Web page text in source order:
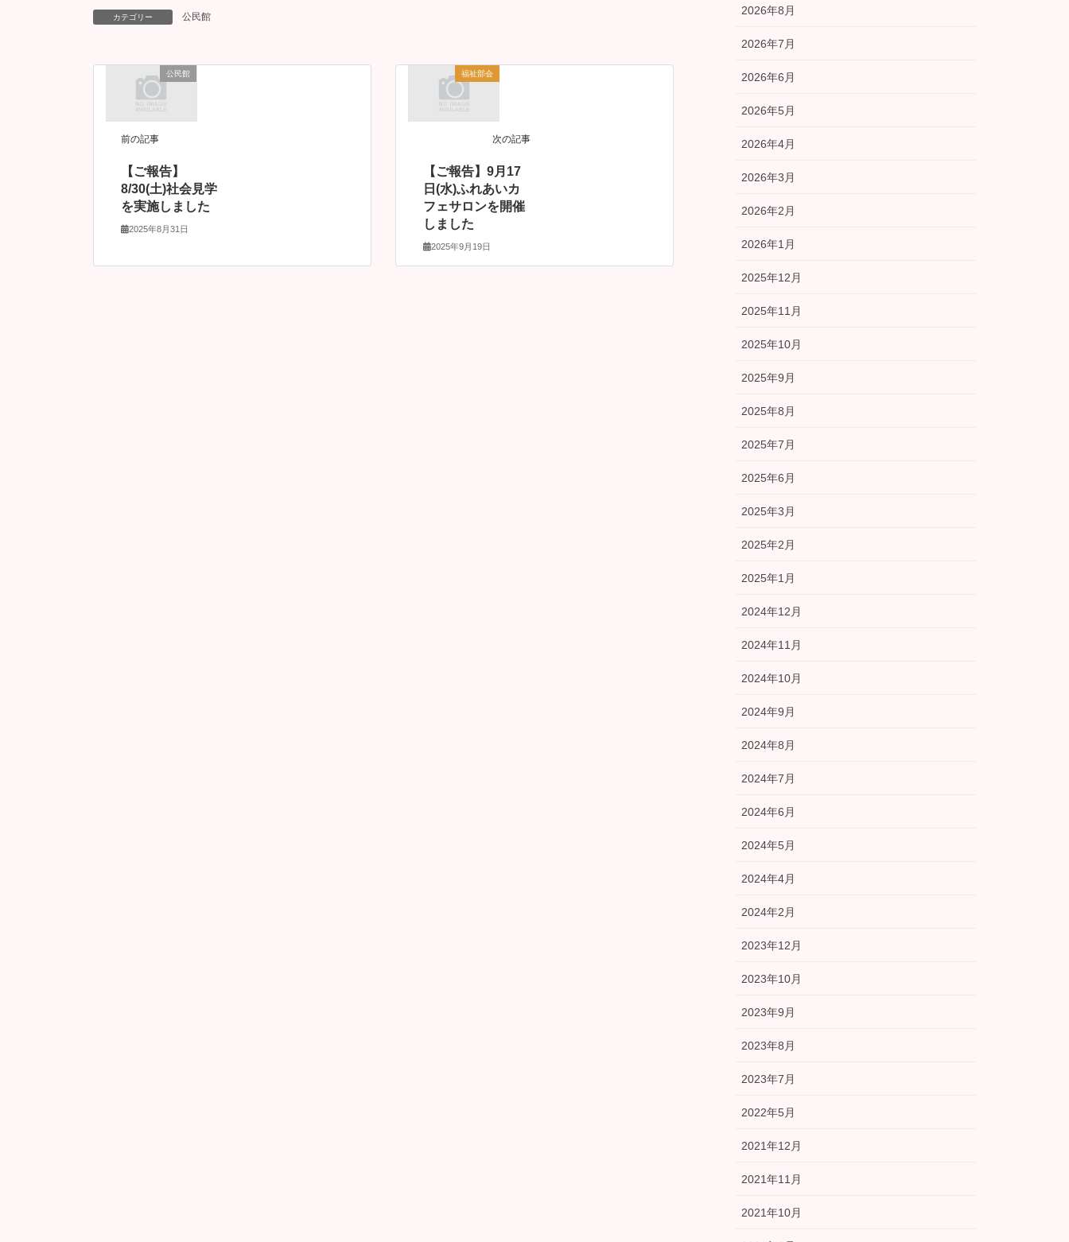
カテゴリー 公民館
公民館
前の記事
【ご報告】
8/30(土)社会見学
を実施しました
2025年8月31日
福祉部会
次の記事
【ご報告】9月17
日(水)ふれあいカ
フェサロンを開催
しました
2025年9月19日
2026年8月
2026年7月
2026年6月
2026年5月
2026年4月
2026年3月
2026年2月
2026年1月
2025年12月
2025年11月
2025年10月
2025年9月
2025年8月
2025年7月
2025年6月
2025年3月
2025年2月
2025年1月
2024年12月
2024年11月
2024年10月
2024年9月
2024年8月
2024年7月
2024年6月
2024年5月
2024年4月
2024年2月
2023年12月
2023年10月
2023年9月
2023年8月
2023年7月
2022年5月
2021年12月
2021年11月
2021年10月